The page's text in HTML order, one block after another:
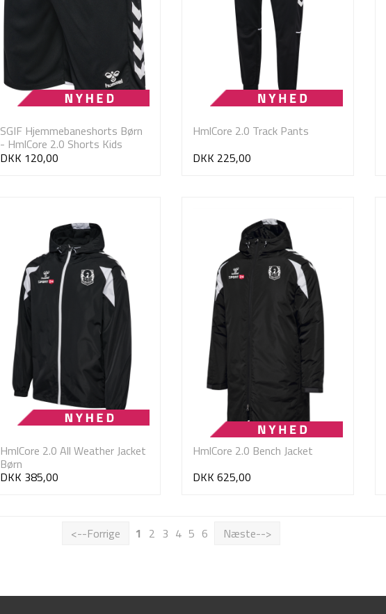
SGIF Hjemmebaneshorts Børn
- HmlCore 2.0 Shorts Kids
DKK 120,00
HmlCore 2.0 Track Pants
DKK 225,00
HmlCore 2.0 All Weather Jacket
Børn
DKK 385,00
HmlCore 2.0 Bench Jacket
DKK 625,00
<--Forrige 1 2 3 4 5 6
Næste-->